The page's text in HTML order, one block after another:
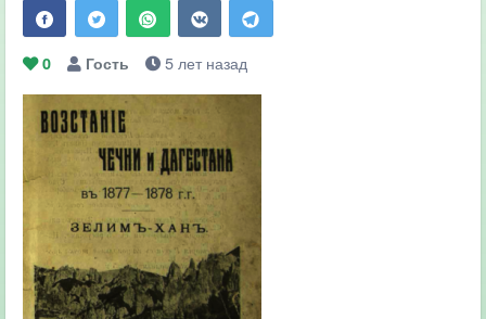
0 Гость 5 лет назад